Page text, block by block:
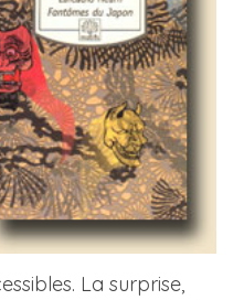
La surprise,